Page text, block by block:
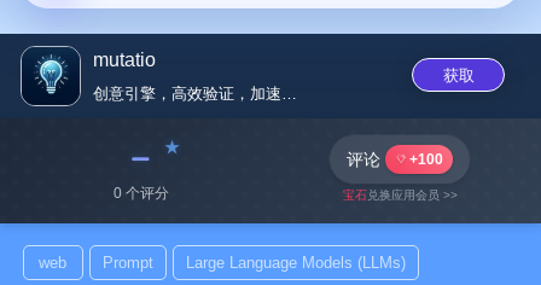
mutatio
创意引擎，高效验证，加速研发迭...
获取
﹣
0 个评分
评论 +100
宝石兑换应用会员 >>
web Prompt Large Language Models (LLMs)